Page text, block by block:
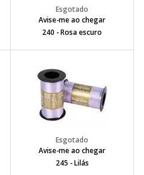
Avise-me ao chegar
240 - Rosa escuro
Avise-me ao chegar
245 - Lilás